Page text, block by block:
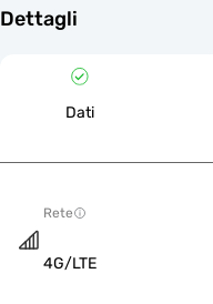
Dettagli
Dati
Rete
4G/LTE